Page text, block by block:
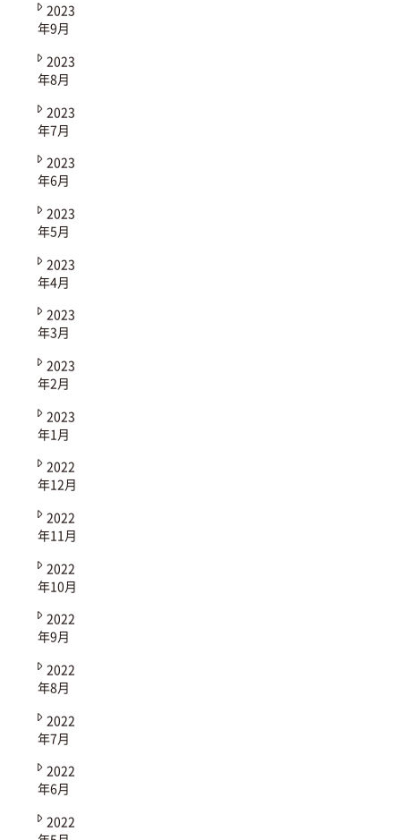
2023
年9月
2023
年8月
2023
年7月
2023
年6月
2023
年5月
2023
年4月
2023
年3月
2023
年2月
2023
年1月
2022
年12月
2022
年11月
2022
年10月
2022
年9月
2022
年8月
2022
年7月
2022
年6月
2022